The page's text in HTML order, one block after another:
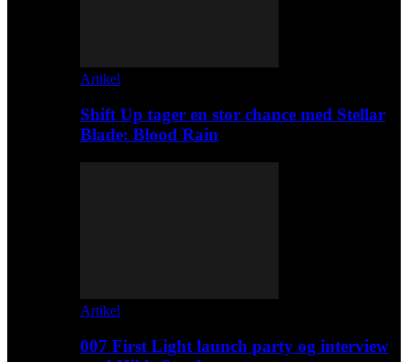
Artikel
Shift Up tager en stor chance med Stellar
Blade: Blood Rain
Artikel
007 First Light launch party og interview